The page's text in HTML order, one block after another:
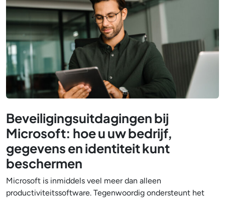
Beveiligingsuitdagingen bij
Microsoft: hoe u uw bedrijf,
gegevens en identiteit kunt
beschermen
Microsoft is inmiddels veel meer dan alleen
productiviteitssoftware. Tegenwoordig ondersteunt het